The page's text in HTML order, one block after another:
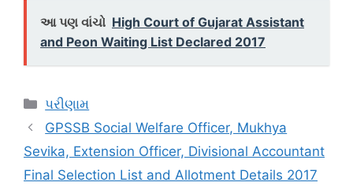
આ પણ વાંચો High Court of Gujarat Assistant
and Peon Waiting List Declared 2017
Categories
પરીણામ
GPSSB Social Welfare Officer, Mukhya
Sevika, Extension Officer, Divisional Accountant
Final Selection List and Allotment Details 2017